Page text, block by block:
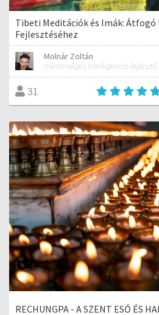
Tibeti Meditációk és Imák:
Fejlesztéséhez
Molnár Zoltán
mesterséges intelligencia fejlesztő
31
RECHUNGPA - A SZENT ESŐ ÉS